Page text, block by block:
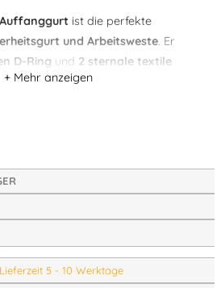
ist die perfekte
und Arbeitsweste. Er
D-Ring und 2 sternale textile
und ist fest in eine
bei Arbeiten in der Höhe. Ideal für
Wartungspersonal oder Bauarbeiter,
zusätzlichen Stauraum benötigen.
5 - 10 Werktage